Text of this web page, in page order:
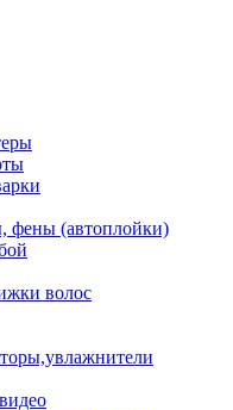
фены (автоплойки)
волос